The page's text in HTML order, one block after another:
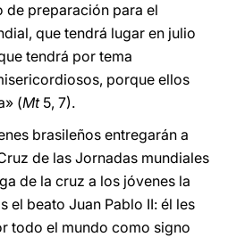
de preparación para el
que tendrá lugar en julio
tendrá por tema
porque ellos
(Mt5, 7).
brasileños entregarán a
de las Jornadas mundiales
de la cruz a los jóvenes la
el beato Juan Pablo II: él les
todo el mundo como signo